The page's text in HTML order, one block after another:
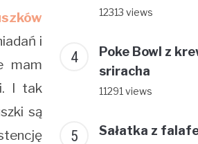
i
mam
I tak
są
12313 views
Poke Bowl z
sriracha
11291 views
Sałatka z